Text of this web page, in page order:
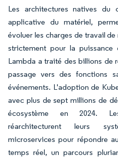
Les architectures natives du
applicative du matériel,
évoluer les charges de travail
strictement pour la puissance
Lambda a traité des billions de
passage vers des fonctions
événements. L'adoption de
avec plus de sept millions de
écosystème en 2024.
réarchitecturent leurs
microservices pour répondre
temps réel, un parcours